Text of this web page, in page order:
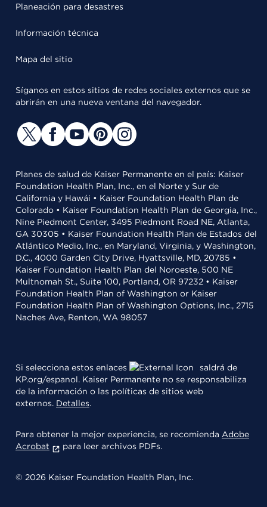
Planeación para desastres
Información técnica
Mapa del sitio
Síganos en estos sitios de redes sociales externos que se
abrirán en una nueva ventana del navegador.
Planes de salud de Kaiser Permanente en el país: Kaiser
Foundation Health Plan, Inc., en el Norte y Sur de
California y Hawái • Kaiser Foundation Health Plan de
Colorado • Kaiser Foundation Health Plan de Georgia, Inc.,
Nine Piedmont Center, 3495 Piedmont Road NE, Atlanta,
GA 30305 • Kaiser Foundation Health Plan de Estados del
Atlántico Medio, Inc., en Maryland, Virginia, y Washington,
D.C., 4000 Garden City Drive, Hyattsville, MD, 20785 •
Kaiser Foundation Health Plan del Noroeste, 500 NE
Multnomah St., Suite 100, Portland, OR 97232 • Kaiser
Foundation Health Plan of Washington or Kaiser
Foundation Health Plan of Washington Options, Inc., 2715
Naches Ave, Renton, WA 98057
Si selecciona estos enlaces
saldrá de
KP.org/espanol. Kaiser Permanente no se responsabiliza
de la información o las políticas de sitios web
externos. Detalles.
Para obtener la mejor experiencia, se recomienda Adobe
Acrobat
para leer archivos PDFs.
© 2026 Kaiser Foundation Health Plan, Inc.